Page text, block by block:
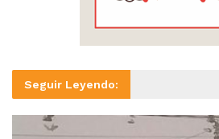
Seguir Leyendo: